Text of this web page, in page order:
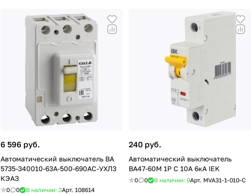
6 596 руб.
Автоматический выключатель ВА
5735-340010-63А-500-690AC-УХЛ3
КЭАЗ
0 0 В наличии: 3Арт. 108614
240 руб.
Автоматический выключатель
ВА47-60M 1P C 10А 6кА IEK
0 0 В наличии: 9Арт. MVA31-1-010-C